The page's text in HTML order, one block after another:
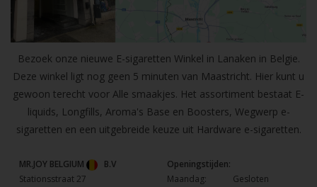
Bezoek onze nieuwe E-sigaretten Winkel in Lanaken in Belgie.
Deze winkel ligt nog geen 5 minuten van Maastricht. Hier kunt u
gewoon terecht voor Alle smaakjes. Het assortiment bestaat E-
liquids, Longfills, Aroma's Base en Boosters, Wegwerp e-
sigaretten en een uitgebreide keuze uit Hardware e-sigaretten.
MR.JOY BELGIUM
B.V
Stationsstraat 27
Openingstijden:
Maandag:
Gesloten